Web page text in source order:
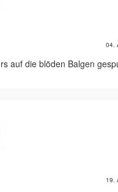
04.
auf die blöden Balgen
19.